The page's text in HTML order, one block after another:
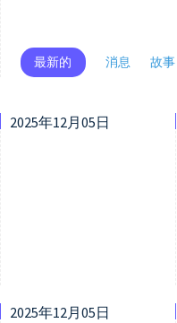
最新的 消息 故事
2025年12月05日
2025年12月05日